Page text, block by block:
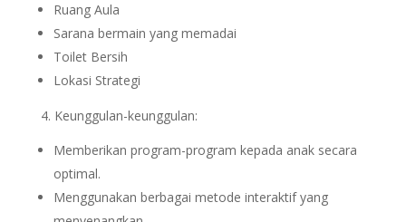
Ruang Aula
Sarana bermain yang memadai
Toilet Bersih
Lokasi Strategi
4. Keunggulan-keunggulan:
Memberikan program-program kepada anak secara
optimal.
Menggunakan berbagai metode interaktif yang